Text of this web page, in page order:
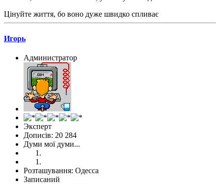
Цінуйте життя, бо воно дуже швидко спливає
Игорь
Администратор
Эксперт
Дописів: 20 284
Думи мої думи...
Розташування: Одесса
Записаний